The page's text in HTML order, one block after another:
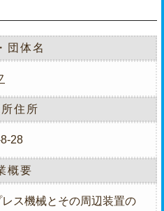
団体名
住所
28
概要
ス機械とその周辺装置の